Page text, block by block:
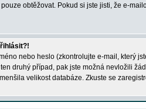
obtěžovat. Pokud si jste jisti, že e-
nebo heslo (zkontrolujte e-mail, který
druhý případ, pak jste možná nevložili
velikost databáze. Zkuste se